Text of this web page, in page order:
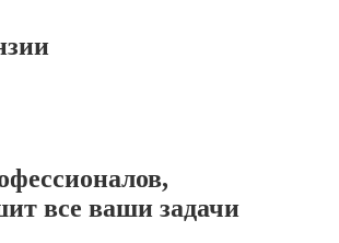
,
все ваши задачи